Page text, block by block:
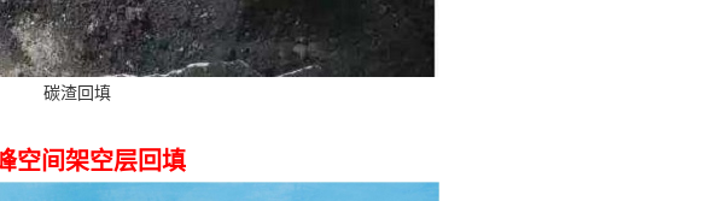
碳渣回填
空间架空层回填